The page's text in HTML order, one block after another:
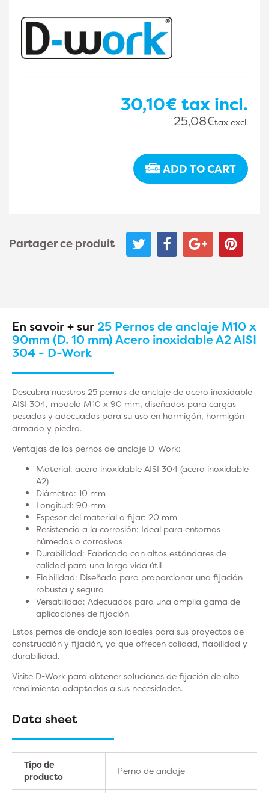
30,10€ tax incl.
25,08€tax excl.
ADD TO CART
Partager ce produit
En savoir + sur 25 Pernos de anclaje M10 x
90mm (D. 10 mm) Acero inoxidable A2 AISI
304 - D-Work
Descubra nuestros 25 pernos de anclaje de acero inoxidable
AISI 304, modelo M10 x 90 mm, diseñados para cargas
pesadas y adecuados para su uso en hormigón, hormigón
armado y piedra.
Ventajas de los pernos de anclaje D-Work:
Material: acero inoxidable AISI 304 (acero inoxidable
A2)
Diámetro: 10 mm
Longitud: 90 mm
Espesor del material a fijar: 20 mm
Resistencia a la corrosión: Ideal para entornos
húmedos o corrosivos
Durabilidad: Fabricado con altos estándares de
calidad para una larga vida útil
Fiabilidad: Diseñado para proporcionar una fijación
robusta y segura
Versatilidad: Adecuados para una amplia gama de
aplicaciones de fijación
Estos pernos de anclaje son ideales para sus proyectos de
construcción y fijación, ya que ofrecen calidad, fiabilidad y
durabilidad.
Visite D-Work para obtener soluciones de fijación de alto
rendimiento adaptadas a sus necesidades.
Data sheet
Tipo de
producto
Perno de anclaje